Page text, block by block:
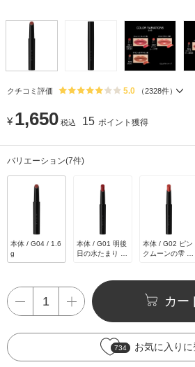
クチコミ評価 5.0 （2328件）
¥ 1,650 税込 15 ポイント獲得
バリエーション(7件)
本体 / G04 / 1.6
g
本体 / G01 明後
日の水たまり / 2
本体 / G02 ピン
クムーンの雫 / 2
カー
734 お気に入りに